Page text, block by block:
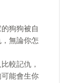
狗狗被自
無論你怎
較記仇，
能會生你